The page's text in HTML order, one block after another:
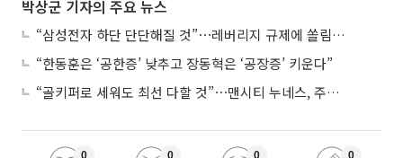
박상군 기자의 주요 뉴스
“삼성전자 하단 단단해질 것”⋯레버리지 규제에 쏠림 완화
“한동훈은 ‘공한증’ 낮추고 장동혁은 ‘공장증’ 키운다”
“골키퍼로 세워도 최선 다할 것”⋯맨시티 누네스, 주전 경쟁 각오